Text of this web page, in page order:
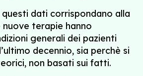
dati corrispondano alla
terapie hanno
generali dei pazienti
decennio, sia perchè si
non basati sui fatti.